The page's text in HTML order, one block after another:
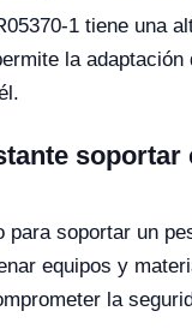
1 tiene una
la adaptación
soportar
para soportar un
equipos y
la